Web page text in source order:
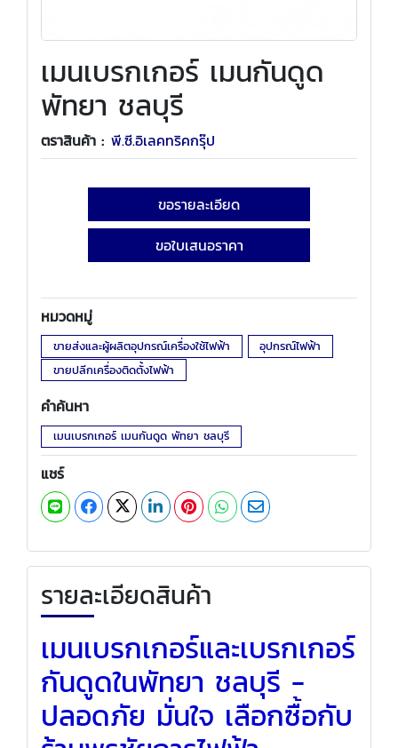
เมนเบรกเกอร์ เมนกันดูด
พัทยา ชลบุรี
ตราสินค้า : พี.ซี.อิเลคทริคกรุ๊ป
ขอรายละเอียด
ขอใบเสนอราคา
หมวดหมู่
ขายส่งและผู้ผลิตอุปกรณ์เครื่องใช้ไฟฟ้า
อุปกรณ์ไฟฟ้า
ขายปลีกเครื่องติดตั้งไฟฟ้า
คำค้นหา
เมนเบรกเกอร์ เมนกันดูด พัทยา ชลบุรี
แชร์
รายละเอียดสินค้า
เมนเบรกเกอร์และเบรกเกอร์
กันดูดในพัทยา ชลบุรี -
ปลอดภัย มั่นใจ เลือกซื้อกับ